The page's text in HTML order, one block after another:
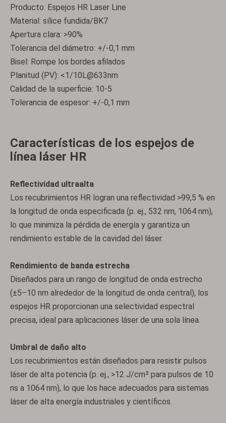
Producto: Espejos HR Laser Line
Material: sílice fundida/BK7
Apertura clara: >90%
Tolerancia del diámetro: +/-0,1 mm
Bisel: Rompe los bordes afilados
Planitud (PV): <1/10L@633nm
Calidad de la superficie: 10-5
Tolerancia de espesor: +/-0,1 mm
Características de los espejos de
línea láser HR
Reflectividad ultraalta
Los recubrimientos HR logran una reflectividad >99,5 % en
la longitud de onda especificada (p. ej., 532 nm, 1064 nm),
lo que minimiza la pérdida de energía y garantiza un
rendimiento estable de la cavidad del láser.
Rendimiento de banda estrecha
Diseñados para un rango de longitud de onda estrecho
(±5–10 nm alrededor de la longitud de onda central), los
espejos HR proporcionan una selectividad espectral
precisa, ideal para aplicaciones láser de una sola línea.
Umbral de daño alto
Los recubrimientos están diseñados para resistir pulsos
láser de alta potencia (p. ej., >12 J/cm² para pulsos de 10
ns a 1064 nm), lo que los hace adecuados para sistemas
láser de alta energía industriales y científicos.